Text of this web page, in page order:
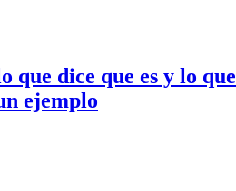
que dice que es y lo que
ejemplo